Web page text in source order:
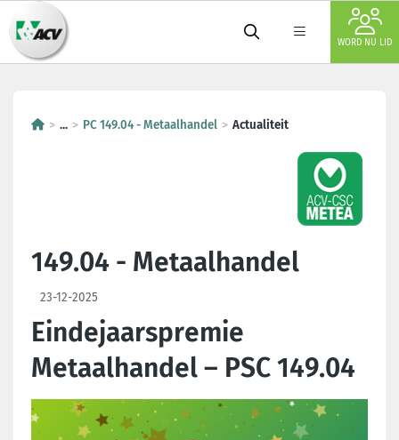
WORD NU LID
... PC 149.04 - Metaalhandel Actualiteit
149.04 - Metaalhandel
23-12-2025
Eindejaarspremie
Metaalhandel – PSC 149.04